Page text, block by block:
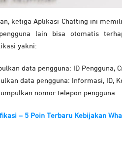
ketiga Aplikasi Chatting ini
lain bisa otomatis
yakni:
data pengguna: ID Pengguna,
data pengguna: Informasi, ID,
nomor telepon pengguna.
– 5 Poin Terbaru Kebijakan